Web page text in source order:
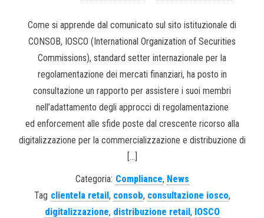
Come si apprende dal comunicato sul sito istituzionale di
CONSOB, IOSCO (International Organization of Securities
Commissions), standard setter internazionale per la
regolamentazione dei mercati finanziari, ha posto in
consultazione un rapporto per assistere i suoi membri
nell’adattamento degli approcci di regolamentazione
ed enforcement alle sfide poste dal crescente ricorso alla
digitalizzazione per la commercializzazione e distribuzione di
[…]
Categoria: Compliance, News
Tag clientela retail, consob, consultazione iosco,
digitalizzazione, distribuzione retail, IOSCO